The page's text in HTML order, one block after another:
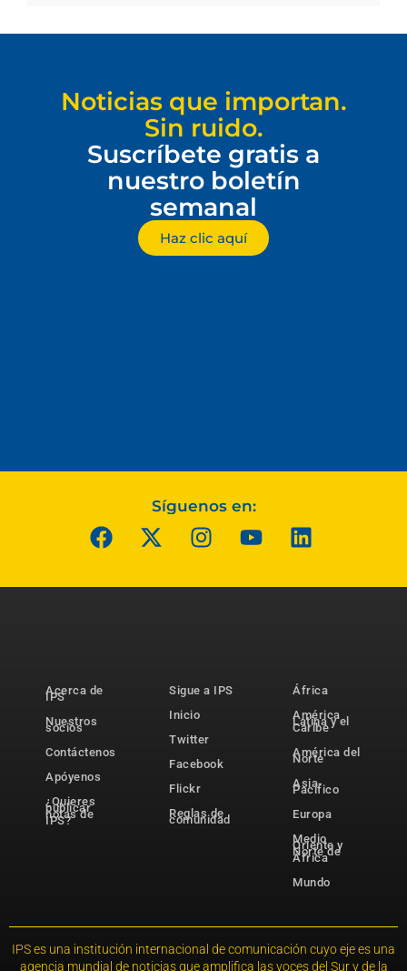
Noticias que importan.
Sin ruido.
Suscríbete gratis a
nuestro boletín
semanal
Haz clic aquí
Síguenos en:
Acerca de
IPS
Nuestros
socios
Contáctenos
Apóyenos
¿Quieres
publicar
notas de
IPS?
Sigue a IPS
Inicio
Twitter
Facebook
Flickr
Reglas de
comunidad
África
América
Latina y el
Caribe
América del
Norte
Asia-
Pacífico
Europa
Medio
Oriente y
Norte de
África
Mundo
IPS es una institución internacional de comunicación cuyo eje es una
agencia mundial de noticias que amplifica las voces del Sur y de la